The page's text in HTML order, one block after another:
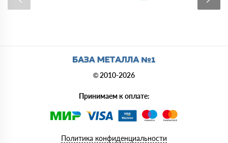
© 2010-2026
Принимаем к оплате:
Политика конфиденциальности